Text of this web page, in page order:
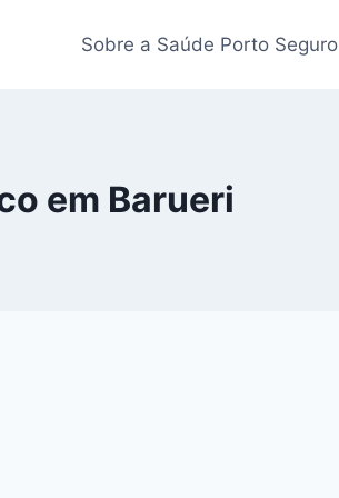
Sobre a Saúde Porto Seguro
em Barueri